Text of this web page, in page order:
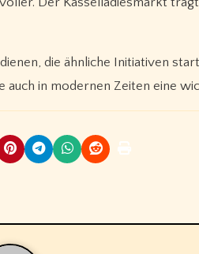
die ähnliche Initiativen
in modernen Zeiten eine